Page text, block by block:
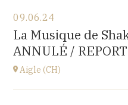
Maison à la Tourelle
10 place de la Loi, 25110
at17H00
09.06.24
La Musique de
ANNULÉ /
Aigle (CH)